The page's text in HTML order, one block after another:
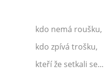
kdo nemá roušku,
kdo zpívá trošku,
kteří že setkali se...